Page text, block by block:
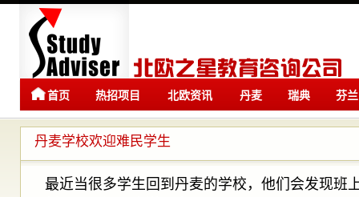
首页 热招项目 北欧资讯 丹麦
留学
瑞典
留学
芬兰
丹麦学校欢迎难民学生
最近当很多学生回到丹麦的学校，他们会发现班